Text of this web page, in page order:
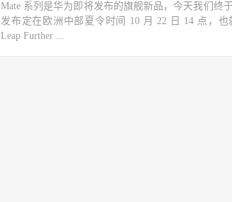
Mate 系列是华为即将发布的旗舰新品，今天我们终
发布定在欧洲中部夏令时间 10 月 22 日 14 点，
Leap Further ...